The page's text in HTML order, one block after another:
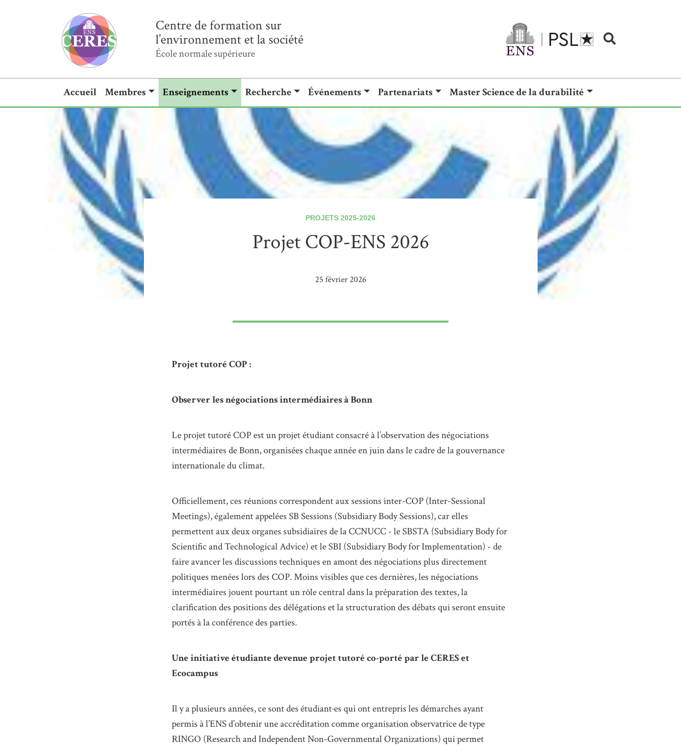
Centre de formation sur
l’environnement et la société
École normale supérieure
Accueil Membres Enseignements Recherche Événements Partenariats Master Science de la durabilité
PROJETS 2025-2026
Projet COP-ENS 2026
25 février 2026
Projet tutoré COP :
Observer les négociations intermédiaires à Bonn
Le projet tutoré COP est un projet étudiant consacré à l’observation des négociations
intermédiaires de Bonn, organisées chaque année en juin dans le cadre de la gouvernance
internationale du climat.
Officiellement, ces réunions correspondent aux sessions inter-COP (Inter-Sessional
Meetings), également appelées SB Sessions (Subsidiary Body Sessions), car elles
permettent aux deux organes subsidiaires de la CCNUCC - le SBSTA (Subsidiary Body for
Scientific and Technological Advice) et le SBI (Subsidiary Body for Implementation) - de
faire avancer les discussions techniques en amont des négociations plus directement
politiques menées lors des COP. Moins visibles que ces dernières, les négociations
intermédiaires jouent pourtant un rôle central dans la préparation des textes, la
clarification des positions des délégations et la structuration des débats qui seront ensuite
portés à la conférence des parties.
Une initiative étudiante devenue projet tutoré co-porté par le CERES et
Ecocampus
Il y a plusieurs années, ce sont des étudiant·es qui ont entrepris les démarches ayant
permis à l’ENS d’obtenir une accréditation comme organisation observatrice de type
RINGO (Research and Independent Non-Governmental Organizations) qui permet